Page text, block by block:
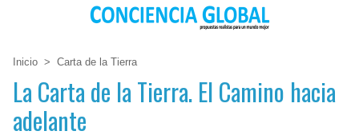
Inicio > Carta de la Tierra
La Carta de la Tierra. El Camino hacia
adelante